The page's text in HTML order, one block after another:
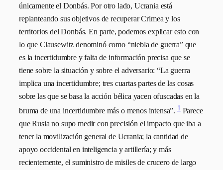
únicamente el Donbás. Por otro lado, Ucrania está
replanteando sus objetivos de recuperar Crimea y los
territorios del Donbás. En parte, podemos explicar esto con
lo que Clausewitz denominó como “niebla de guerra” que
es la incertidumbre y falta de información precisa que se
tiene sobre la situación y sobre el adversario: “La guerra
implica una incertidumbre; tres cuartas partes de las cosas
sobre las que se basa la acción bélica yacen ofuscadas en la
bruma de una incertidumbre más o menos intensa”. 1Parece
que Rusia no supo medir con precisión el impacto que iba a
tener la movilización general de Ucrania; la cantidad de
apoyo occidental en inteligencia y artillería; y más
recientemente, el suministro de misiles de crucero de largo